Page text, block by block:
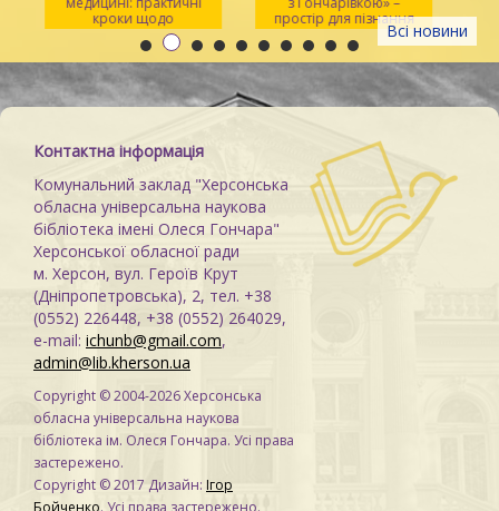
Всі новини
кроки щодо
розпізнавання
простір для пізнання
та натхнення
Контактна інформація
Комунальний заклад "Херсонська
обласна універсальна наукова
бібліотека імені Олеся Гончара"
Херсонської обласної ради
м. Херсон, вул. Героїв Крут
(Дніпропетровська), 2, тел. +38
(0552) 226448, +38 (0552) 264029,
e-mail: ichunb@gmail.com,
admin@lib.kherson.ua
Copyright © 2004-2026 Херсонська
обласна універсальна наукова
бібліотека ім. Олеся Гончара. Усі права
застережено.
Copyright © 2017 Дизайн: Ігор
Бойченко. Усі права застережено.